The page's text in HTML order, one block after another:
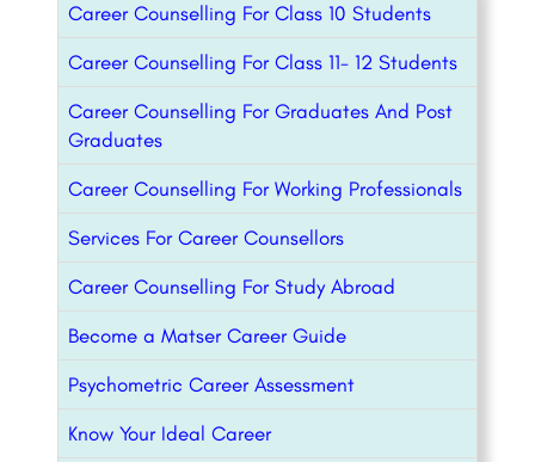
Career Counselling For Class 10 Students
Career Counselling For Class 11- 12 Students
Career Counselling For Graduates And Post
Graduates
Career Counselling For Working Professionals
Services For Career Counsellors
Career Counselling For Study Abroad
Become a Matser Career Guide
Psychometric Career Assessment
Know Your Ideal Career